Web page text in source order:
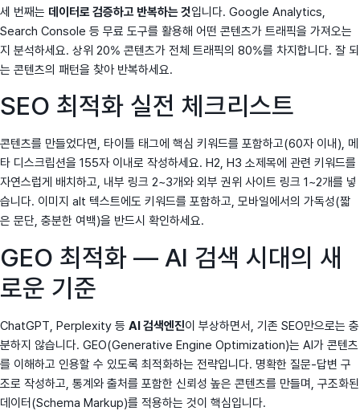
세 번째는 데이터로 검증하고 반복하는 것입니다. Google Analytics,
Search Console 등 무료 도구를 활용해 어떤 콘텐츠가 트래픽을 가져오는
지 분석하세요. 상위 20% 콘텐츠가 전체 트래픽의 80%를 차지합니다. 잘 되
는 콘텐츠의 패턴을 찾아 반복하세요.
SEO 최적화 실전 체크리스트
콘텐츠를 만들었다면, 타이틀 태그에 핵심 키워드를 포함하고(60자 이내), 메
타 디스크립션을 155자 이내로 작성하세요. H2, H3 소제목에 관련 키워드를
자연스럽게 배치하고, 내부 링크 2~3개와 외부 권위 사이트 링크 1~2개를 넣
습니다. 이미지 alt 텍스트에도 키워드를 포함하고, 모바일에서의 가독성(짧
은 문단, 충분한 여백)을 반드시 확인하세요.
GEO 최적화 — AI 검색 시대의 새
로운 기준
ChatGPT, Perplexity 등 AI 검색엔진이 부상하면서, 기존 SEO만으로는 충
분하지 않습니다. GEO(Generative Engine Optimization)는 AI가 콘텐츠
를 이해하고 인용할 수 있도록 최적화하는 전략입니다. 명확한 질문-답변 구
조로 작성하고, 통계와 출처를 포함한 신뢰성 높은 콘텐츠를 만들며, 구조화된
데이터(Schema Markup)를 적용하는 것이 핵심입니다.